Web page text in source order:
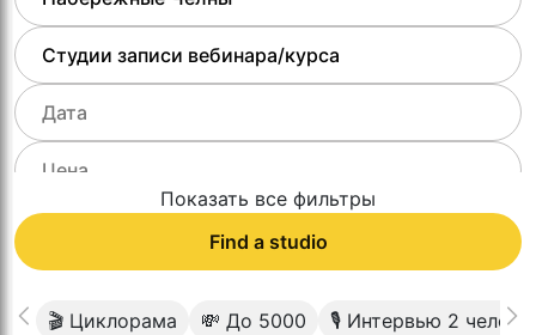
Показать все фильтры
Find a studio
🎬 Циклорама 💸 До 5000 🎙 Интервью 2